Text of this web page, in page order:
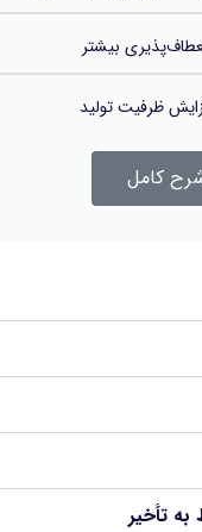
بیشتر
ظرفیت تولید
کامل
تأخیر